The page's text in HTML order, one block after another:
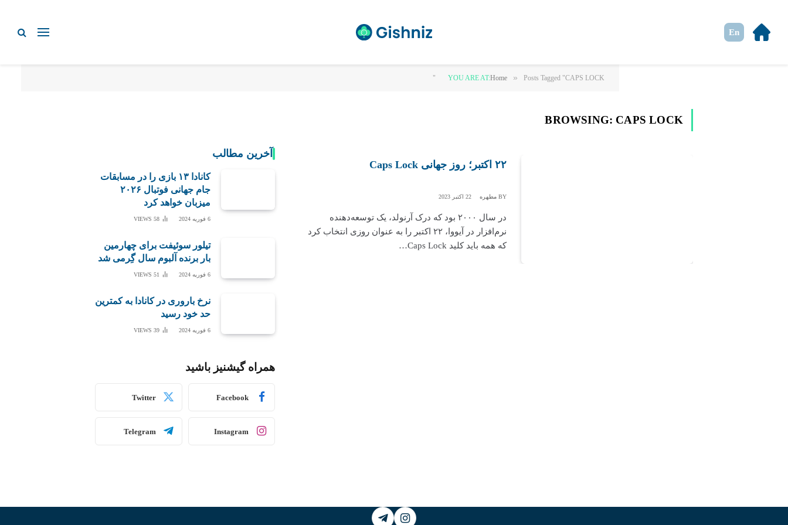
En
YOU ARE AT:Home » Posts Tagged "CAPS LOCK"
BROWSING: CAPS LOCK
۲۲ اکتبر؛ روز جهانی Caps Lock
BY مطهره 22 اکتبر 2023
در سال ۲۰۰۰ بود که درک آرنولد، یک توسعه‌دهنده
نرم‌افزار در آیووا، ۲۲ اکتبر را به عنوان روزی انتخاب کرد
که همه باید کلید Caps Lock…
آخرین مطالب
کانادا ۱۳ بازی را در مسابقات
جام جهانی فوتبال ۲۰۲۶
میزبان خواهد کرد
6 فوریه 2024 58
VIEWS
تیلور سوئیفت برای چهارمین
بار برنده آلبوم سال گِرمی شد
6 فوریه 2024 51
VIEWS
نرخ باروری در کانادا به کمترین
حد خود رسید
6 فوریه 2024 39
VIEWS
همراه گیشنیز باشید
Facebook
Twitter
Instagram
Telegram
Instagram
Telegram